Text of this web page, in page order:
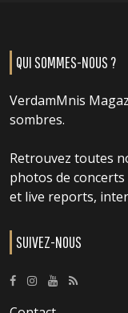
QUI SOMMES-NOUS ?
VerdamMnis
sombres.
Retrouvez toutes
photos de concerts
et live reports,
SUIVEZ-NOUS